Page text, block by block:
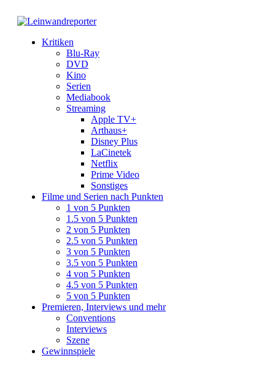
Kritiken
Blu-Ray
DVD
Kino
Serien
Mediabook
Streaming
Apple TV+
Arthaus+
Disney Plus
LaCinetek
Netflix
Prime Video
Sonstiges
Filme und Serien nach Punkten
1 von 5 Punkten
1.5 von 5 Punkten
2 von 5 Punkten
2.5 von 5 Punkten
3 von 5 Punkten
3.5 von 5 Punkten
4 von 5 Punkten
4.5 von 5 Punkten
5 von 5 Punkten
Premieren, Interviews und mehr
Conventions
Interviews
Szene
Gewinnspiele